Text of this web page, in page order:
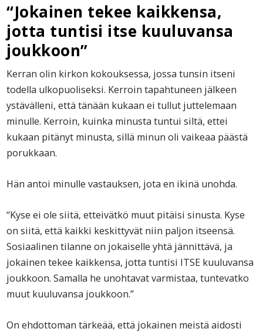
“Jokainen tekee kaikkensa,
jotta tuntisi itse kuuluvansa
joukkoon”
Kerran olin kirkon kokouksessa, jossa tunsin itseni
todella ulkopuoliseksi. Kerroin tapahtuneen jälkeen
ystävälleni, että tänään kukaan ei tullut juttelemaan
minulle. Kerroin, kuinka minusta tuntui siltä, ettei
kukaan pitänyt minusta, sillä minun oli vaikeaa päästä
porukkaan.
Hän antoi minulle vastauksen, jota en ikinä unohda.
“Kyse ei ole siitä, etteivätkö muut pitäisi sinusta. Kyse
on siitä, että kaikki keskittyvät niin paljon itseensä.
Sosiaalinen tilanne on jokaiselle yhtä jännittävä, ja
jokainen tekee kaikkensa, jotta tuntisi ITSE kuuluvansa
joukkoon. Samalla he unohtavat varmistaa, tuntevatko
muut kuuluvansa joukkoon.”
On ehdottoman tärkeää, että jokainen meistä aidosti